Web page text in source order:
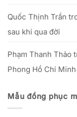
Quốc Thịnh Trần
sau khi qua đời
Phạm Thanh Thảo
Phong Hồ Chí Minh
Mẫu đồng phục